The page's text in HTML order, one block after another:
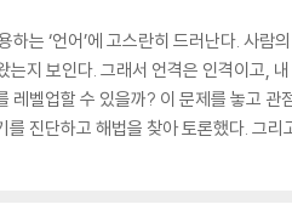
는 ‘언어’에 고스란히 드러난다. 사람
지 보인다. 그래서 언격은 인격이고,
벨업할 수 있을까? 이 문제를 놓고 관
진단하고 해법을 찾아 토론했다. 그리